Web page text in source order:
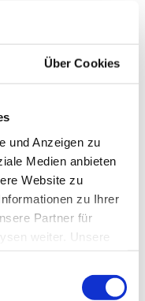
Über Cookies
und Anzeigen zu
Medien anbieten
Website zu
zu Ihrer
Partner für
weiter. Unsere
möglicherweise mit
ihnen bereitgestellt
Nutzung der Dienste
sind die
im